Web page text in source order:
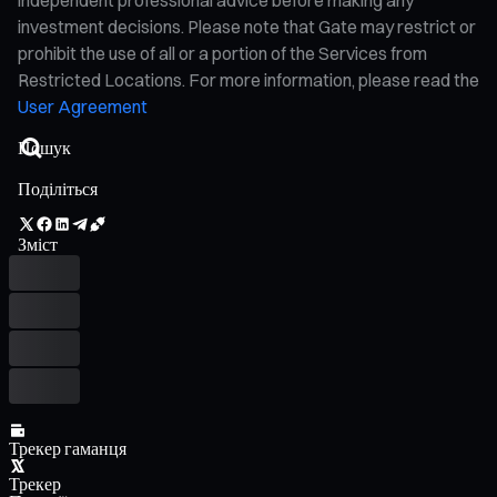
investment decisions. Please note that Gate may restrict or
prohibit the use of all or a portion of the Services from
Restricted Locations. For more information, please read the
User Agreement
Поділіться
Зміст
Трекер гаманця
Трекер